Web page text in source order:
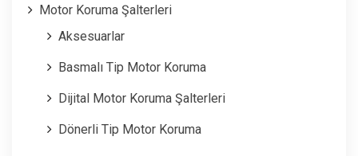
Motor Koruma Şalterleri
Aksesuarlar
Basmalı Tip Motor Koruma
Dijital Motor Koruma Şalterleri
Dönerli Tip Motor Koruma